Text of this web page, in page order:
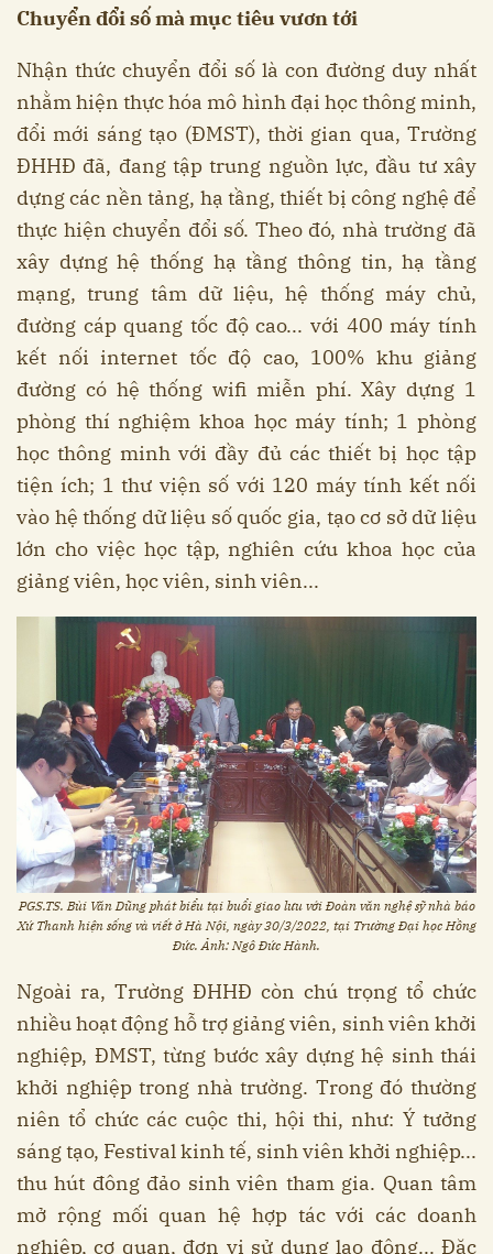
Chuyển đổi số mà mục tiêu vươn tới
Nhận thức chuyển đổi số là con đường duy nhất
nhằm hiện thực hóa mô hình đại học thông minh,
đổi mới sáng tạo (ĐMST), thời gian qua, Trường
ĐHHĐ đã, đang tập trung nguồn lực, đầu tư xây
dựng các nền tảng, hạ tầng, thiết bị công nghệ để
thực hiện chuyển đổi số. Theo đó, nhà trường đã
xây dựng hệ thống hạ tầng thông tin, hạ tầng
mạng, trung tâm dữ liệu, hệ thống máy chủ,
đường cáp quang tốc độ cao... với 400 máy tính
kết nối internet tốc độ cao, 100% khu giảng
đường có hệ thống wifi miễn phí. Xây dựng 1
phòng thí nghiệm khoa học máy tính; 1 phòng
học thông minh với đầy đủ các thiết bị học tập
tiện ích; 1 thư viện số với 120 máy tính kết nối
vào hệ thống dữ liệu số quốc gia, tạo cơ sở dữ liệu
lớn cho việc học tập, nghiên cứu khoa học của
giảng viên, học viên, sinh viên...
PGS.TS. Bùi Văn Dũng phát biểu tại buổi giao lưu với Đoàn văn nghệ sỹ nhà báo
Xứ Thanh hiện sống và viết ở Hà Nội, ngày 30/3/2022, tại Trường Đại học Hồng
Đức. Ảnh: Ngô Đức Hành.
Ngoài ra, Trường ĐHHĐ còn chú trọng tổ chức
nhiều hoạt động hỗ trợ giảng viên, sinh viên khởi
nghiệp, ĐMST, từng bước xây dựng hệ sinh thái
khởi nghiệp trong nhà trường. Trong đó thường
niên tổ chức các cuộc thi, hội thi, như: Ý tưởng
sáng tạo, Festival kinh tế, sinh viên khởi nghiệp...
thu hút đông đảo sinh viên tham gia. Quan tâm
mở rộng mối quan hệ hợp tác với các doanh
nghiệp, cơ quan, đơn vị sử dụng lao động... Đặc